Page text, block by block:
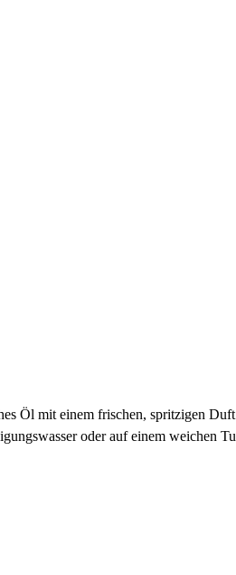
Öl mit einem frischen, spritzigen
oder auf einem weichen